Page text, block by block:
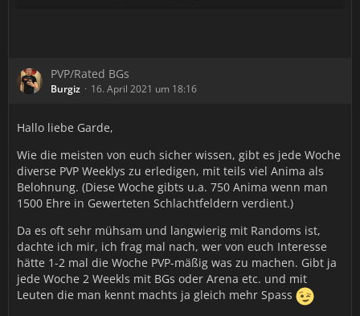
PVP/Rated BGs
Burgiz 16. April 2021 um 18:16
Hallo liebe Garde,
Wie die meisten von euch sicher wissen, gibt es jede Woche
diverse PVP Weeklys zu erledigen, mit teils viel Anima als
Belohnung. (Diese Woche gibts u.a. 750 Anima wenn man
1500 Ehre in Gewerteten Schlachtfeldern verdient.)
Da es oft sehr mühsam und langwierig mit Randoms ist,
dachte ich mir, ich frag mal nach, wer von euch Interesse
hätte 1-2 mal die Woche PVP-mäßig was zu machen. Gibt ja
jede Woche 2 Weekls mit BGs oder Arena etc. und mit
Leuten die man kennt machts ja gleich mehr Spass